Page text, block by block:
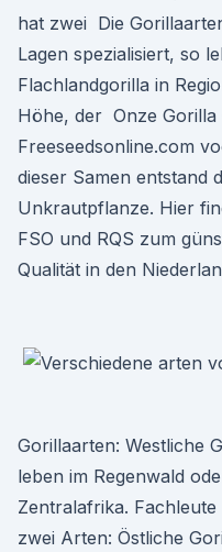
hat zwei Die
Lagen spezialisiert, so
Flachlandgorilla in
Höhe, der Onze Gorilla
Freeseedsonline.com
dieser Samen entstand
Unkrautpflanze. Hier
FSO und RQS zum
Qualität in den
Gorillaarten: Westliche
leben im Regenwald
Zentralafrika.
zwei Arten: Östliche